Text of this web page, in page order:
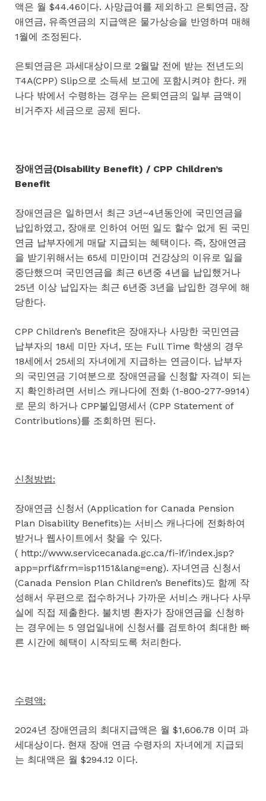
액은 월 $44.46이다. 사망급여를 제외하고 은퇴연금, 장
애연금, 유족연금의 지급액은 물가상승을 반영하며 매해
1월에 조정된다.
은퇴연금은 과세대상이므로 2월말 전에 받는 전년도의
T4A(CPP) Slip으로 소득세 보고에 포함시켜야 한다. 캐
나다 밖에서 수령하는 경우는 은퇴연금의 일부 금액이
비거주자 세금으로 공제 된다.
장애연금(Disability Benefit) / CPP Children’s
Benefit
장애연금은 일하면서 최근 3년~4년동안에 국민연금을
납입하였고, 장애로 인하여 어떤 일도 할수 없게 된 국민
연금 납부자에게 매달 지급되는 혜택이다. 즉, 장애연금
을 받기위해서는 65세 미만이며 건강상의 이유로 일을
중단했으며 국민연금을 최근 6년중 4년을 납입했거나
25년 이상 납입자는 최근 6년중 3년을 납입한 경우에 해
당한다.
CPP Children’s Benefit은 장애자나 사망한 국민연금
납부자의 18세 미만 자녀, 또는 Full Time 학생의 경우
18세에서 25세의 자녀에게 지급하는 연금이다. 납부자
의 국민연금 기여분으로 장애연금을 신청할 자격이 되는
지 확인하려면 서비스 캐나다에 전화 (1-800-277-9914)
로 문의 하거나 CPP불입명세서 (CPP Statement of
Contributions)를 조회하면 된다.
신청방법:
장애연금 신청서 (Application for Canada Pension
Plan Disability Benefits)는 서비스 캐나다에 전화하여
받거나 웹사이트에서 찾을 수 있다.
( http://www.servicecanada.gc.ca/fi-if/index.jsp?
app=prfl&frm=isp1151&lang=eng). 자녀연금 신청서
(Canada Pension Plan Children’s Benefits)도 함께 작
성해서 우편으로 접수하거나 가까운 서비스 캐나다 사무
실에 직접 제출한다. 불치병 환자가 장애연금을 신청하
는 경우에는 5 영업일내에 신청서를 검토하여 최대한 빠
른 시간에 혜택이 시작되도록 처리한다.
수령액:
2024년 장애연금의 최대지급액은 월 $1,606.78 이며 과
세대상이다. 현재 장애 연금 수령자의 자녀에게 지급되
는 최대액은 월 $294.12 이다.